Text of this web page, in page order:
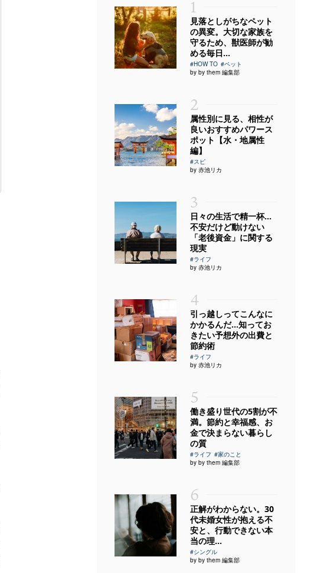
1
見落としがちなペット
の異変。大切な家族を
守るため、獣医師が勧
める毎日...
#HOW TO #ペット
by by them 編集部
2
属性別に見る、相性が
良いおすすめパワース
ポット【水・地属性
編】
#スピ
by 赤池リカ
3
日々の生活で精一杯…
不安だけど動けない
「老後資金」に関する
現実
#ライフ
by 赤池リカ
4
引っ越しってこんなに
かかるんだ…知ってお
きたい予想外の出費と
節約術
#ライフ
by 赤池リカ
5
働き盛り世代の5割が不
満。節約と幸福感、お
金で決まらない暮らし
の質
#ライフ #家のこと
by by them 編集部
6
正解がわからない。30
代未婚女性が抱える不
安と、行動できない本
当の理...
#シングル
by by them 編集部